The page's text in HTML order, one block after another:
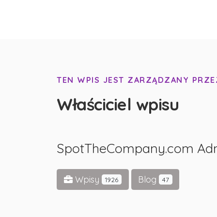
TEN WPIS JEST ZARZĄDZANY
Właściciel wpisu
SpotTheCompany.com
Wpisy 1926 Blog 47